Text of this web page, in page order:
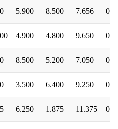
5.900 8.500 7.656
4.900 4.800 9.650
8.500 5.200 7.050
3.500 6.400 9.250
6.250 1.875 11.375